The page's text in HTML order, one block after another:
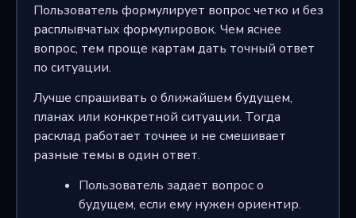
Пользователь формулирует вопрос четко и без
расплывчатых формулировок. Чем яснее
вопрос, тем проще картам дать точный ответ
по ситуации.
Лучше спрашивать о ближайшем будущем,
планах или конкретной ситуации. Тогда
расклад работает точнее и не смешивает
разные темы в один ответ.
Пользователь задает вопрос о
будущем, если ему нужен ориентир.